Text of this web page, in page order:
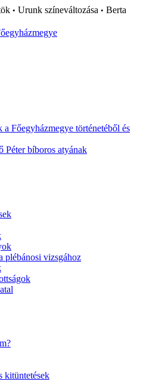
• Urunk színeváltozása • Berta
a Főegyházmegye történetéből és
Péter bíboros atyának
plébánosi vizsgához
kitüntetések